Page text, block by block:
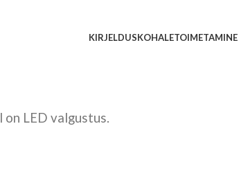
KIRJELDUSKOHALETOIMETAMINE
on LED valgustus.